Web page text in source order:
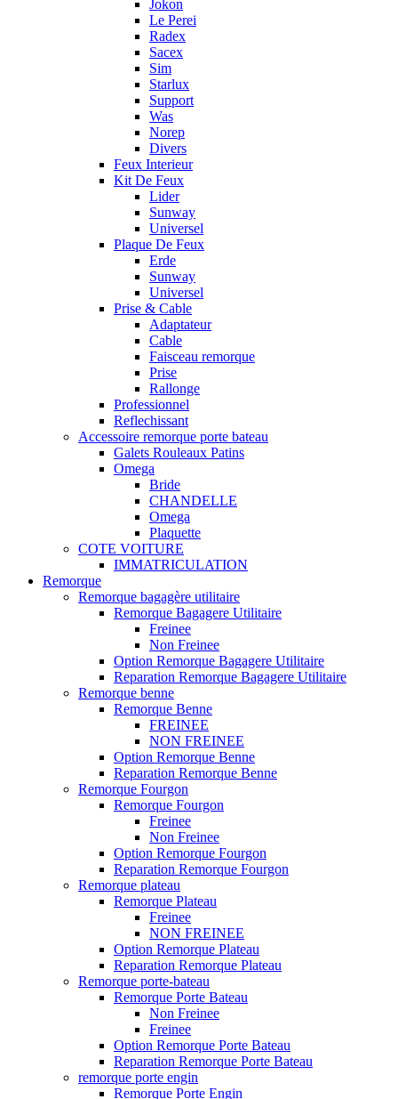
Jokon
Le Perei
Radex
Sacex
Sim
Starlux
Support
Was
Norep
Divers
Feux Interieur
Kit De Feux
Lider
Sunway
Universel
Plaque De Feux
Erde
Sunway
Universel
Prise & Cable
Adaptateur
Cable
Faisceau remorque
Prise
Rallonge
Professionnel
Reflechissant
Accessoire remorque porte bateau
Galets Rouleaux Patins
Omega
Bride
CHANDELLE
Omega
Plaquette
COTE VOITURE
IMMATRICULATION
Remorque
Remorque bagagère utilitaire
Remorque Bagagere Utilitaire
Freinee
Non Freinee
Option Remorque Bagagere Utilitaire
Reparation Remorque Bagagere Utilitaire
Remorque benne
Remorque Benne
FREINEE
NON FREINEE
Option Remorque Benne
Reparation Remorque Benne
Remorque Fourgon
Remorque Fourgon
Freinee
Non Freinee
Option Remorque Fourgon
Reparation Remorque Fourgon
Remorque plateau
Remorque Plateau
Freinee
NON FREINEE
Option Remorque Plateau
Reparation Remorque Plateau
Remorque porte-bateau
Remorque Porte Bateau
Non Freinee
Freinee
Option Remorque Porte Bateau
Reparation Remorque Porte Bateau
remorque porte engin
Remorque Porte Engin